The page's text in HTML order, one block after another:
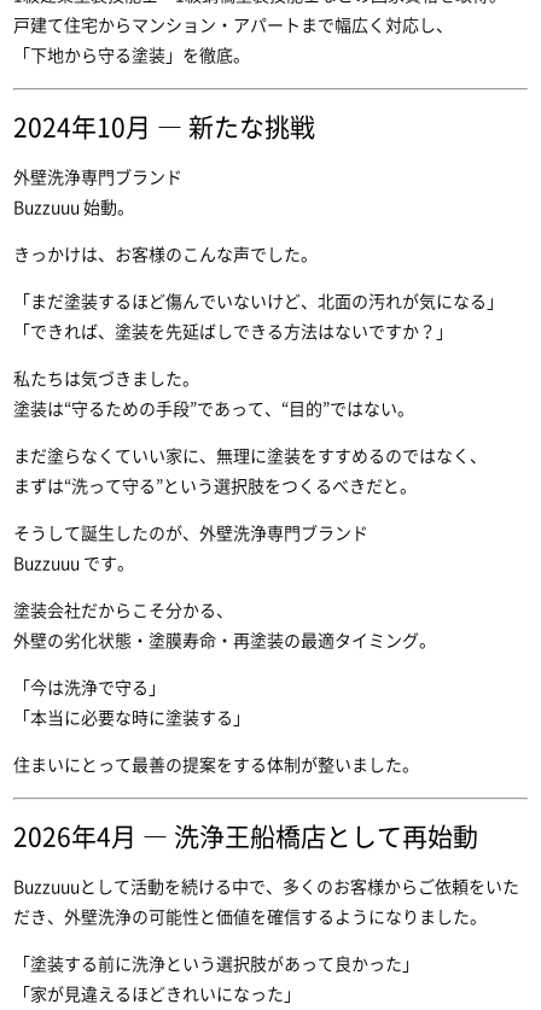
戸建て住宅からマンション・アパートまで幅広く対応し、
「下地から守る塗装」を徹底。
2024年10月 ― 新たな挑戦
外壁洗浄専門ブランド
Buzzuuu 始動。
きっかけは、お客様のこんな声でした。
「まだ塗装するほど傷んでいないけど、北面の汚れが気になる」
「できれば、塗装を先延ばしできる方法はないですか？」
私たちは気づきました。
塗装は“守るための手段”であって、“目的”ではない。
まだ塗らなくていい家に、無理に塗装をすすめるのではなく、
まずは“洗って守る”という選択肢をつくるべきだと。
そうして誕生したのが、外壁洗浄専門ブランド
Buzzuuu です。
塗装会社だからこそ分かる、
外壁の劣化状態・塗膜寿命・再塗装の最適タイミング。
「今は洗浄で守る」
「本当に必要な時に塗装する」
住まいにとって最善の提案をする体制が整いました。
2026年4月 ― 洗浄王船橋店として再始動
Buzzuuuとして活動を続ける中で、多くのお客様からご依頼をいた
だき、外壁洗浄の可能性と価値を確信するようになりました。
「塗装する前に洗浄という選択肢があって良かった」
「家が見違えるほどきれいになった」